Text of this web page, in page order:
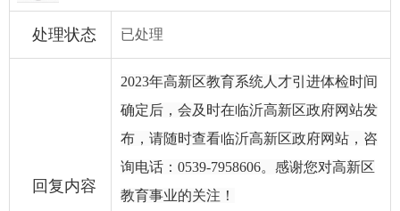
处理状态 已处理
回复内容
2023年高新区教育系统人才引进体检时间
确定后，会及时在临沂高新区政府网站发
布，请随时查看临沂高新区政府网站，咨
询电话：0539-7958606。感谢您对高新区
教育事业的关注！